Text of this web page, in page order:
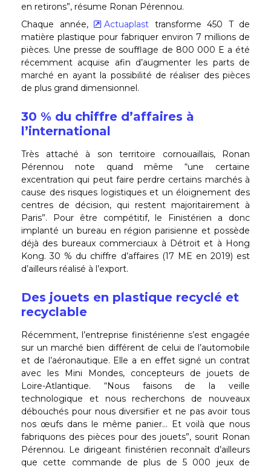
en retirons”, résume Ronan Pérennou.
Chaque année,
Actuaplast transforme 450 T de
matière plastique pour fabriquer environ 7 millions de
pièces. Une presse de soufflage de 800 000 E a été
récemment acquise afin d’augmenter les parts de
marché en ayant la possibilité de réaliser des pièces
de plus grand dimensionnel.
30 % du chiffre d’affaires à
l’international
Très attaché à son territoire cornouaillais, Ronan
Pérennou note quand même “une certaine
excentration qui peut faire perdre certains marchés à
cause des risques logistiques et un éloignement des
centres de décision, qui restent majoritairement à
Paris”. Pour être compétitif, le Finistérien a donc
implanté un bureau en région parisienne et possède
déjà des bureaux commerciaux à Détroit et à Hong
Kong. 30 % du chiffre d’affaires (17 ME en 2019) est
d’ailleurs réalisé à l’export.
Des jouets en plastique recyclé et
recyclable
Récemment, l’entreprise finistérienne s’est engagée
sur un marché bien différent de celui de l’automobile
et de l’aéronautique. Elle a en effet signé un contrat
avec les Mini Mondes, concepteurs de jouets de
Loire-Atlantique. “Nous faisons de la veille
technologique et nous recherchons de nouveaux
débouchés pour nous diversifier et ne pas avoir tous
nos œufs dans le même panier… Et voilà que nous
fabriquons des pièces pour des jouets”, sourit Ronan
Pérennou. Le dirigeant finistérien reconnaît d’ailleurs
que cette commande de plus de 5 000 jeux de